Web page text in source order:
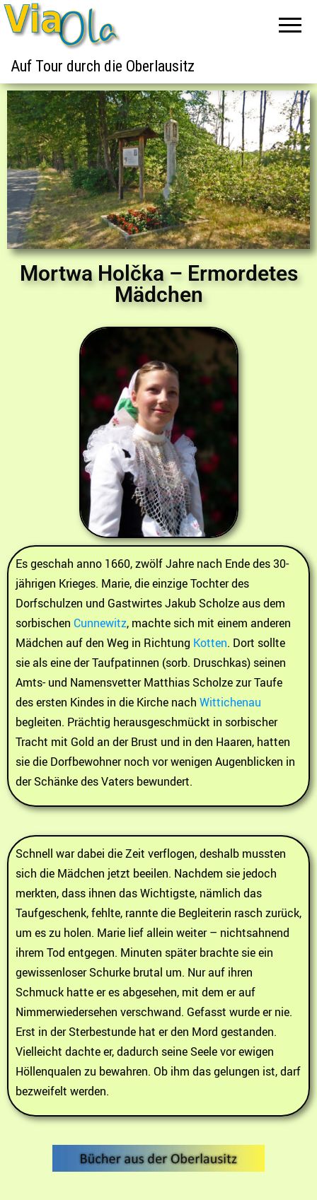
Auf Tour durch die Oberlausitz
Mortwa Holčka – Ermordetes
Mädchen
Es geschah anno 1660, zwölf Jahre nach Ende des 30-
jährigen Krieges. Marie, die einzige Tochter des
Dorfschulzen und Gastwirtes Jakub Scholze aus dem
sorbischen Cunnewitz, machte sich mit einem anderen
Mädchen auf den Weg in Richtung Kotten. Dort sollte
sie als eine der Taufpatinnen (sorb. Druschkas) seinen
Amts- und Namensvetter Matthias Scholze zur Taufe
des ersten Kindes in die Kirche nach Wittichenau
begleiten. Prächtig herausgeschmückt in sorbischer
Tracht mit Gold an der Brust und in den Haaren, hatten
sie die Dorfbewohner noch vor wenigen Augenblicken in
der Schänke des Vaters bewundert.
Schnell war dabei die Zeit verflogen, deshalb mussten
sich die Mädchen jetzt beeilen. Nachdem sie jedoch
merkten, dass ihnen das Wichtigste, nämlich das
Taufgeschenk, fehlte, rannte die Begleiterin rasch zurück,
um es zu holen. Marie lief allein weiter – nichtsahnend
ihrem Tod entgegen. Minuten später brachte sie ein
gewissenloser Schurke brutal um. Nur auf ihren
Schmuck hatte er es abgesehen, mit dem er auf
Nimmerwiedersehen verschwand. Gefasst wurde er nie.
Erst in der Sterbestunde hat er den Mord gestanden.
Vielleicht dachte er, dadurch seine Seele vor ewigen
Höllenqualen zu bewahren. Ob ihm das gelungen ist, darf
bezweifelt werden.